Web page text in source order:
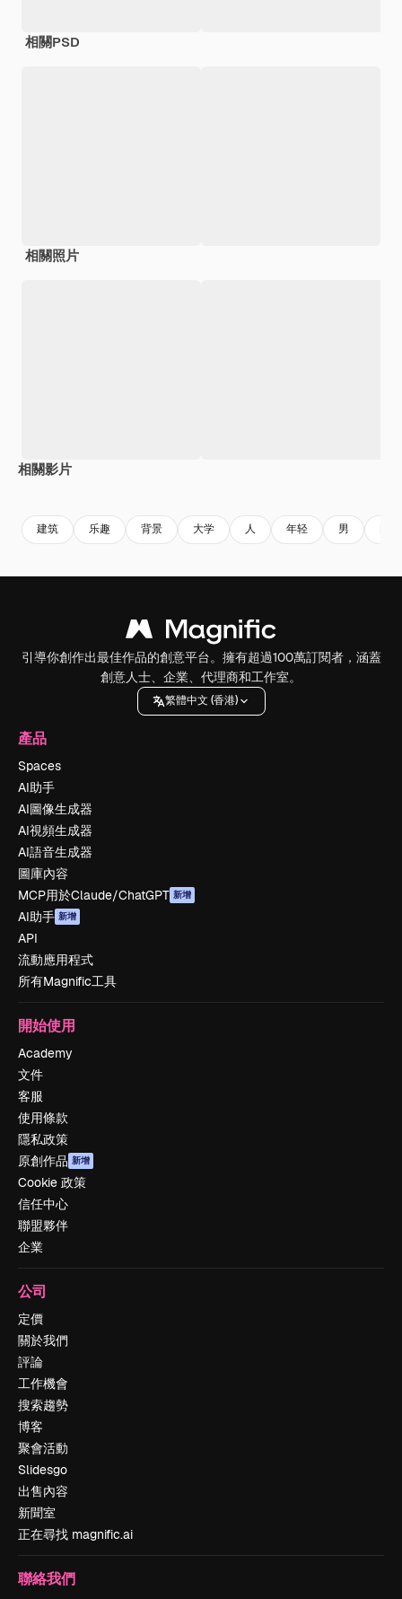
相關PSD
相關照片
相關影片
建筑 乐趣 背景 大学 人 年轻 男
引導你創作出最佳作品的創意平台。擁有超過100萬訂閱者，涵蓋
創意人士、企業、代理商和工作室。
繁體中文 (香港)
產品
Spaces
AI助手
AI圖像生成器
AI視頻生成器
AI語音生成器
圖庫內容
MCP用於Claude/ChatGPT 新增
AI助手 新增
API
流動應用程式
所有Magnific工具
開始使用
Academy
文件
客服
使用條款
隱私政策
原創作品 新增
Cookie 政策
信任中心
聯盟夥伴
企業
公司
定價
關於我們
評論
工作機會
搜索趨勢
博客
聚會活動
Slidesgo
出售內容
新聞室
正在尋找 magnific.ai
聯絡我們